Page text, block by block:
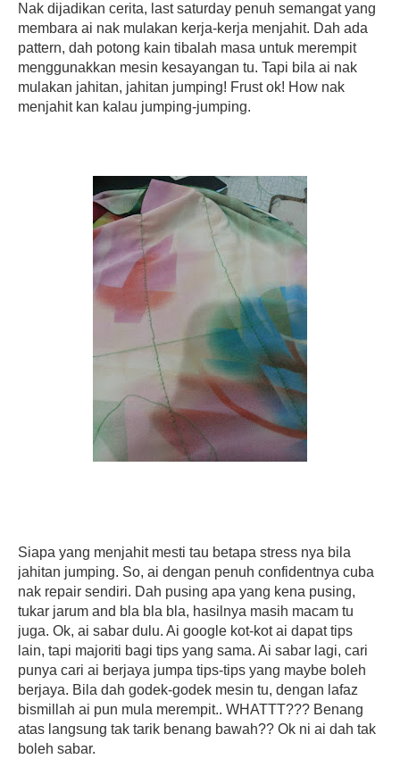
Nak dijadikan cerita, last saturday penuh semangat yang
membara ai nak mulakan kerja-kerja menjahit. Dah ada
pattern, dah potong kain tibalah masa untuk merempit
menggunakkan mesin kesayangan tu. Tapi bila ai nak
mulakan jahitan, jahitan jumping! Frust ok! How nak
menjahit kan kalau jumping-jumping.
Siapa yang menjahit mesti tau betapa stress nya bila
jahitan jumping. So, ai dengan penuh confidentnya cuba
nak repair sendiri. Dah pusing apa yang kena pusing,
tukar jarum and bla bla bla, hasilnya masih macam tu
juga. Ok, ai sabar dulu. Ai google kot-kot ai dapat tips
lain, tapi majoriti bagi tips yang sama. Ai sabar lagi, cari
punya cari ai berjaya jumpa tips-tips yang maybe boleh
berjaya. Bila dah godek-godek mesin tu, dengan lafaz
bismillah ai pun mula merempit.. WHATTT??? Benang
atas langsung tak tarik benang bawah?? Ok ni ai dah tak
boleh sabar.